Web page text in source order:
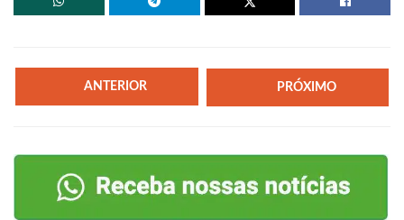
ANTERIOR PRÓXIMO